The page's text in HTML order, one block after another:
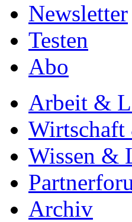
Newsletter
Testen
Abo
Arbeit &
Wirtschaft
Wissen &
Archiv